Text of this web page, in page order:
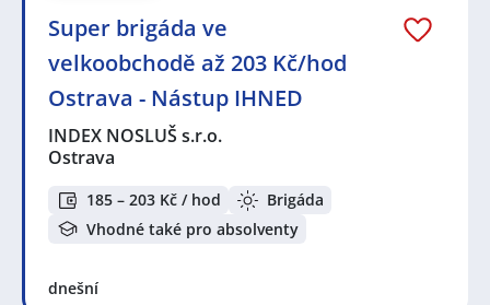
Super brigáda ve
velkoobchodě až 203 Kč/hod
Ostrava - Nástup IHNED
INDEX NOSLUŠ s.r.o.
Ostrava
185 – 203 Kč / hod
Brigáda
Vhodné také pro absolventy
dnešní